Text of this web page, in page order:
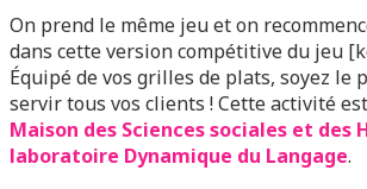
On prend le même jeu et on
dans cette version compétitive du jeu
Équipé de vos grilles de plats, soyez le
servir tous vos clients ! Cette activité
Maison des Sciences sociales et des
laboratoire Dynamique du Langage.